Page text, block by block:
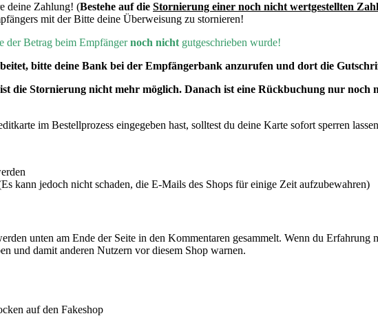
deine Zahlung! (Bestehe auf die Stornierung einer noch nicht wertgestellten
mit der Bitte deine Überweisung zu stornieren!
der Betrag beim Empfängernoch nicht gutgeschrieben wurde!
bitte deine Bank bei der Empfängerbank anzurufen und dort die
die Stornierung nicht mehr möglich. Danach ist eine Rückbuchung nur noch
im Bestellprozess eingegeben hast, solltest du deine Karte sofort sperren
kann jedoch nicht schaden, die E-Mails des Shops für einige Zeit aufzubewahren)
unten am Ende der Seite in den Kommentaren gesammelt. Wenn du Erfahrung
und damit anderen Nutzern vor diesem Shop warnen.
auf den Fakeshop